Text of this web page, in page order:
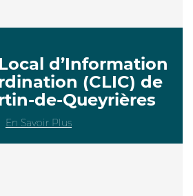
d’Information
(CLIC) de
de-Queyrières
En Savoir Plus